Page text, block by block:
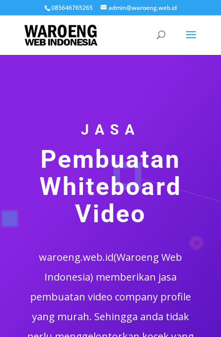
085646765265 admin@waroeng.web.id
JASA
Pembuatan
Whiteboard
Video
waroeng.web.id(Waroeng Web
Indonesia) memberikan jasa
pembuatan video company profile
yang murah. Sehingga anda tidak